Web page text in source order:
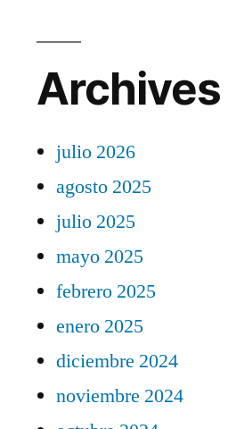
Archives
julio 2026
agosto 2025
julio 2025
mayo 2025
febrero 2025
enero 2025
diciembre 2024
noviembre 2024